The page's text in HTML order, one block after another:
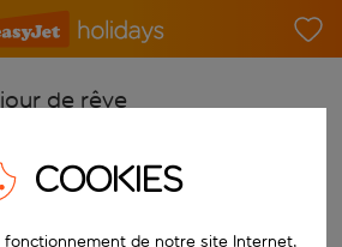
de rêve
aéroport
COOKIES
fonctionnement de notre site Internet,